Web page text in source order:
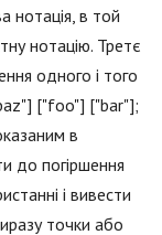
нотація, в той
нотацію. Третє
одного і того
["foo"] ["bar"];
в
до погіршення
і вивести
точки або